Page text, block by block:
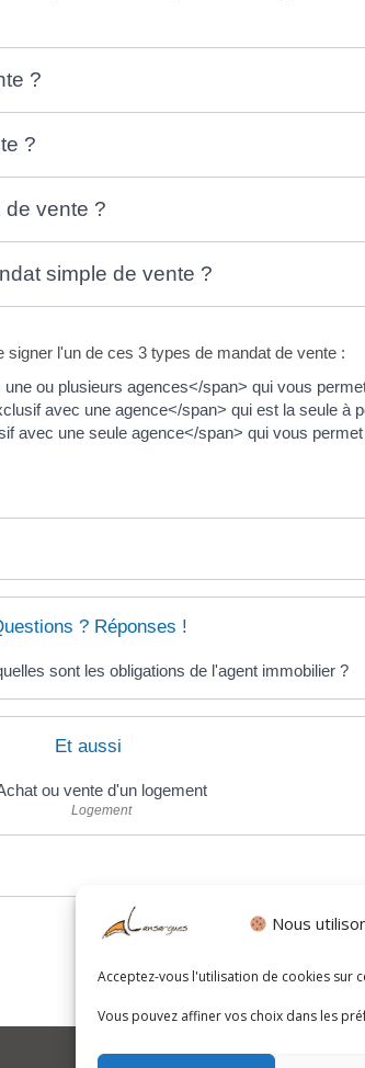
Nous
Acceptez-vous l'utilisation de cookies sur
Vous pouvez affiner vos choix dans les
?
?
de vente ?
simple de vente ?
signer l'un de ces 3 types de mandat de vente :
ou plusieurs agences</span> qui vous
avec une agence</span> qui est la seule à
avec une seule agence</span> qui vous
? Réponses !
sont les obligations de l'agent immobilier ?
Et aussi
ou vente d'un logement
Logement